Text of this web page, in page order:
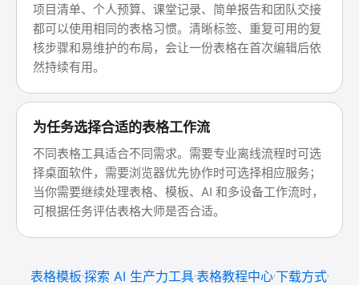
项目清单、个人预算、课堂记录、简单报告和团队交接
都可以使用相同的表格习惯。清晰标签、重复可用的复
核步骤和易维护的布局，会让一份表格在首次编辑后依
然持续有用。
为任务选择合适的表格工作流
不同表格工具适合不同需求。需要专业离线流程时可选
择桌面软件，需要浏览器优先协作时可选择相应服务；
当你需要继续处理表格、模板、AI 和多设备工作流时，
可根据任务评估表格大师是否合适。
表格模板 探索 AI 生产力工具表格教程中心下载方式